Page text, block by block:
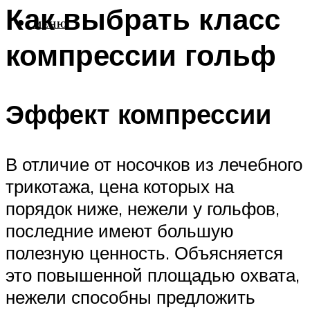
МЕНЮ
Как выбрать класс
компрессии гольф
Эффект компрессии
В отличие от носочков из лечебного
трикотажа, цена которых на
порядок ниже, нежели у гольфов,
последние имеют большую
полезную ценность. Объясняется
это повышенной площадью охвата,
нежели способны предложить